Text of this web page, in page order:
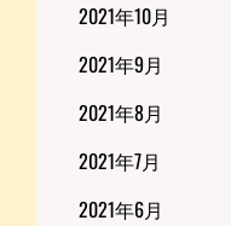
2021年10月
2021年9月
2021年8月
2021年7月
2021年6月